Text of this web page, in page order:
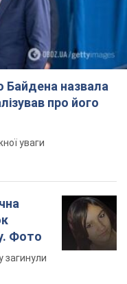
назвала
про його
уваги
Фото
загинули